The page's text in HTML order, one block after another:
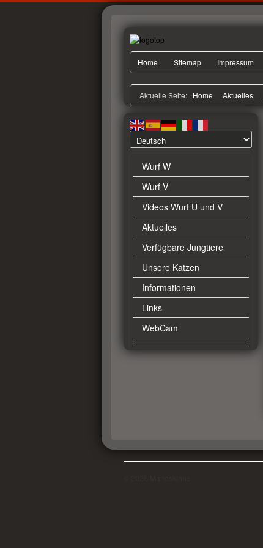
Home Sitemap Impressum
Aktuelle Seite: Home Aktuelles
Wurf W
Wurf V
Videos Wurf U und V
Aktuelles
Verfügbare Jungtiere
Unsere Katzen
Informationen
Links
WebCam